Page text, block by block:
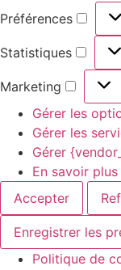
Préférences
Statistiques
Marketing
Gérer les
Gérer les
Gérer
En savoir
Accepter
Enregistrer les
Politique de